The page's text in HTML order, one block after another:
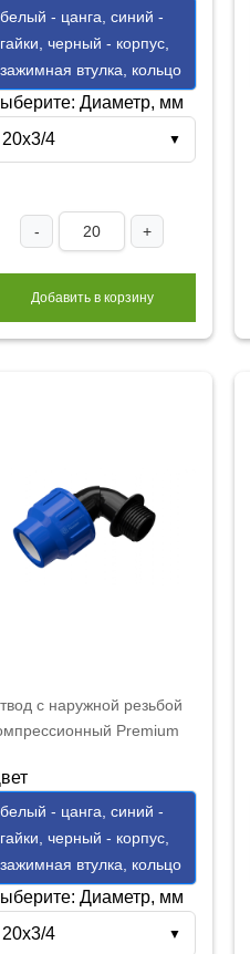
белый - цанга, синий -
гайки, черный - корпус,
зажимная втулка, кольцо
Диаметр, мм
20x3/4
▼
- +
Добавить в корзину
с наружной резьбой
Premium
белый - цанга, синий -
гайки, черный - корпус,
зажимная втулка, кольцо
Диаметр, мм
20х3/4
▼